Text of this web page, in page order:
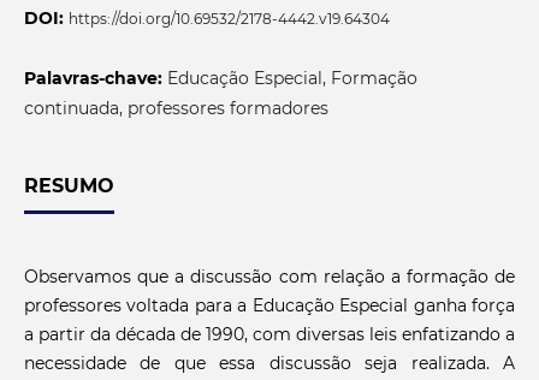
DOI: https://doi.org/10.69532/2178-4442.v19.64304
Palavras-chave: Educação Especial, Formação
continuada, professores formadores
RESUMO
Observamos que a discussão com relação a formação de
professores voltada para a Educação Especial ganha força
a partir da década de 1990, com diversas leis enfatizando a
necessidade de que essa discussão seja realizada. A